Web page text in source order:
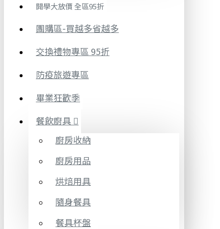
開學大放價 全區95折
團購區-買越多省越多
交換禮物專區 95折
防疫旅遊專區
畢業狂歡季
餐飲廚具
廚房收納
廚房用品
烘焙用具
隨身餐具
餐具杯盤